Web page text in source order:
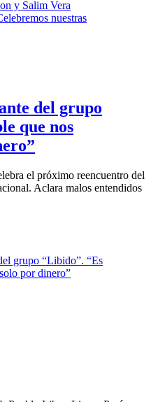
del grupo
que nos
el próximo reencuentro del
Aclara malos entendidos